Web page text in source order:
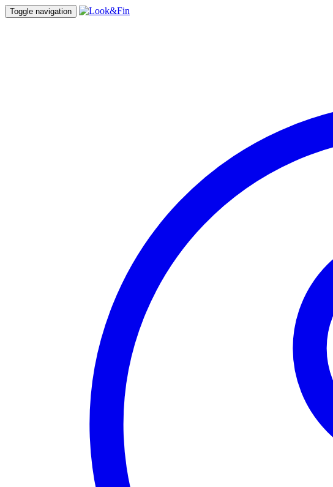
Toggle navigation